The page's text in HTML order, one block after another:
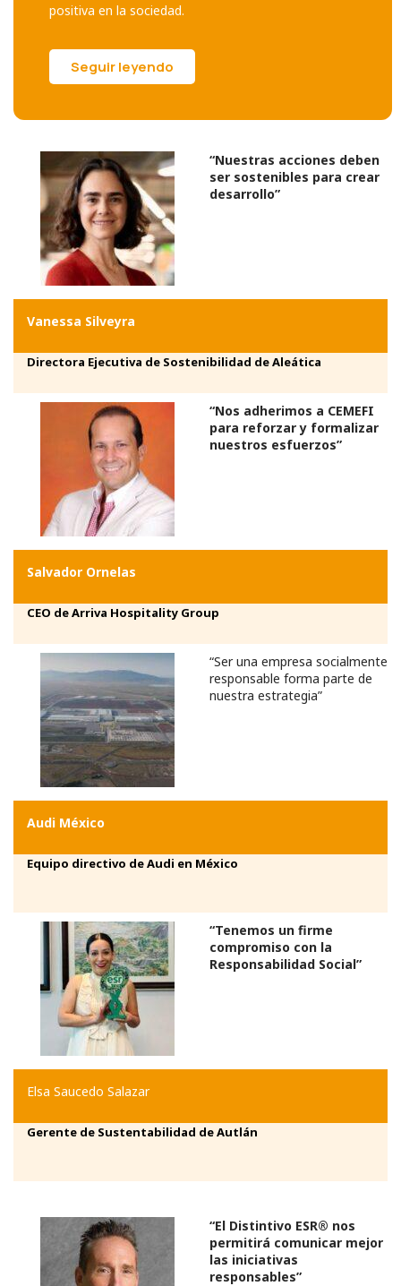
positiva en la sociedad.
Seguir leyendo
“Nuestras acciones deben
ser sostenibles para crear
desarrollo”
Vanessa Silveyra
Directora Ejecutiva de Sostenibilidad de Aleática
“Nos adherimos a CEMEFI
para reforzar y formalizar
nuestros esfuerzos”
Salvador Ornelas
CEO de Arriva Hospitality Group
“Ser una empresa socialmente
responsable forma parte de
nuestra estrategia”
Audi México
Equipo directivo de Audi en México
“Tenemos un firme
compromiso con la
Responsabilidad Social”
Elsa Saucedo Salazar
Gerente de Sustentabilidad de Autlán
“El Distintivo ESR® nos
permitirá comunicar mejor
las iniciativas
responsables”